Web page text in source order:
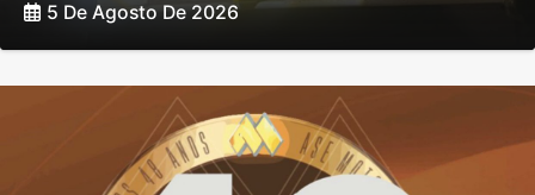
5 De Agosto De 2026